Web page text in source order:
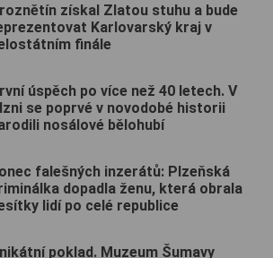
získal Zlatou stuhu a bude
Karlovarský kraj v
finále
úspěch po více než 40 letech. V
se poprvé v novodobé historii
nosálové bělohubí
falešných inzerátů: Plzeňská
dopadla ženu, která obrala
lidí po celé republice
poklad. Muzeum Šumavy